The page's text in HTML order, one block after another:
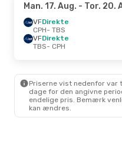
Man. 17. Aug. - Tor. 20.
VFDirekte
CPH- TBS
VFDirekte
TBS- CPH
Priserne vist nedenfor
dage for den angivne
endelige pris. Bemærk
kan ændres.